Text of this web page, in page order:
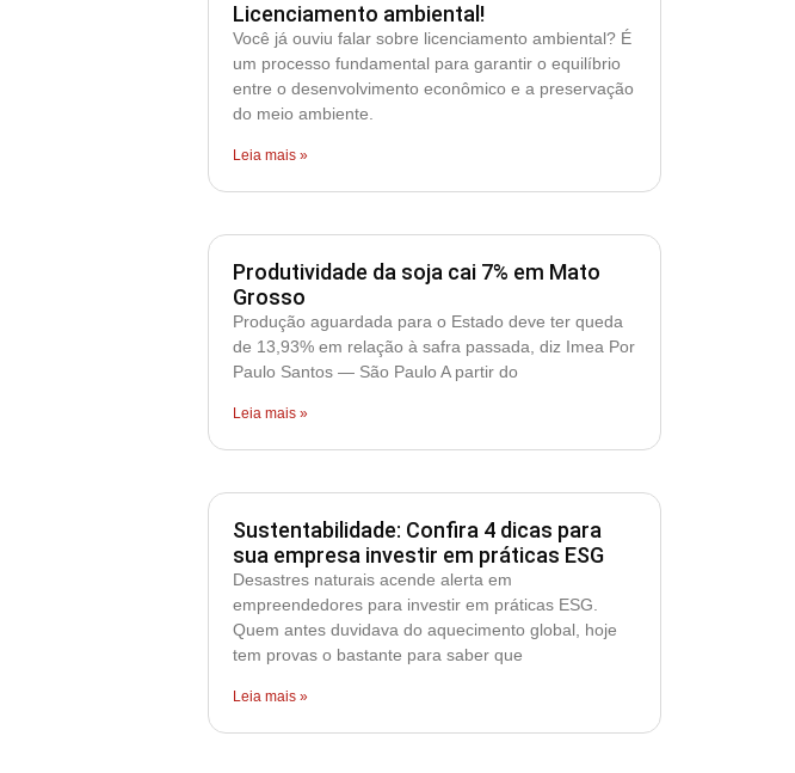
Licenciamento ambiental!
Você já ouviu falar sobre licenciamento ambiental? É
um processo fundamental para garantir o equilíbrio
entre o desenvolvimento econômico e a preservação
do meio ambiente.
Leia mais »
Produtividade da soja cai 7% em Mato
Grosso
Produção aguardada para o Estado deve ter queda
de 13,93% em relação à safra passada, diz Imea Por
Paulo Santos — São Paulo A partir do
Leia mais »
Sustentabilidade: Confira 4 dicas para
sua empresa investir em práticas ESG
Desastres naturais acende alerta em
empreendedores para investir em práticas ESG.
Quem antes duvidava do aquecimento global, hoje
tem provas o bastante para saber que
Leia mais »